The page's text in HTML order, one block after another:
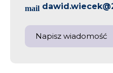
Napisz wiadomość